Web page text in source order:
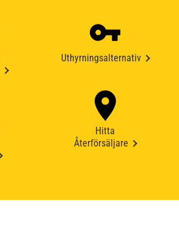
Uthyrningsalternativ
Hitta
Återförsäljare